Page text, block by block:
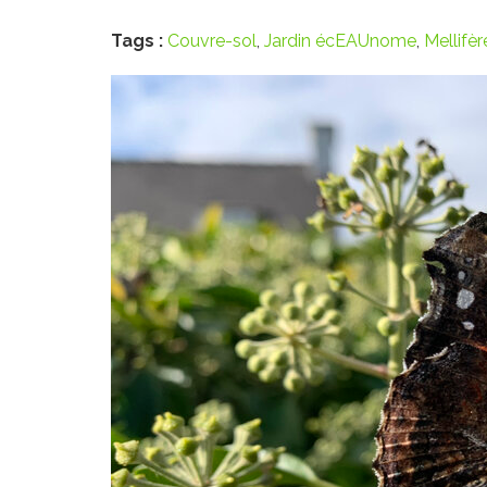
Tags : Couvre-sol, Jardin écEAUnome,